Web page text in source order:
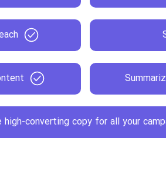
high-converting copy for all your